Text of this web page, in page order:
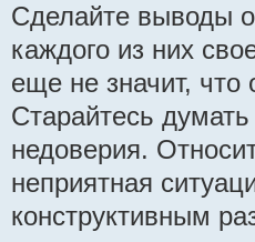
Сделайте выводы
каждого из них
еще не значит, что
Старайтесь
недоверия.
неприятная
конструктивным